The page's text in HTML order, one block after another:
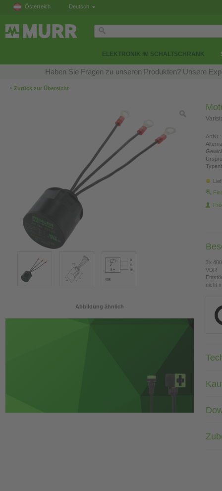
Österreich Deutsch
ELEKTRONIK IM SCHALTSCHRANK
Haben Sie Fragen zu unseren Produkten? Unsere
‹ Zurück zur Übersicht
Abbildung ähnlich
ArtNr.:
3×
VDR
nicht